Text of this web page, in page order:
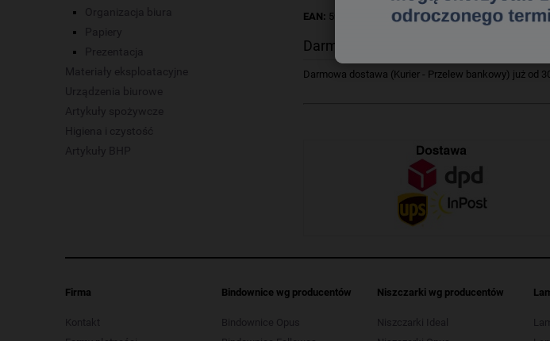
Organizacja biura
Papiery
Prezentacja
Materiały eksploatacyjne
Urządzenia biurowe
Artykuły spożywcze
Higiena i czystość
Artykuły BHP
EAN: 5904149001049
Darmowa dostawa
Darmowa dostawa (Kurier - Przelew bankowy) już od
Firma
Kontakt
Bindownice wg producentów
Bindownice Opus
Niszczarki wg producentów
Niszczarki Ideal